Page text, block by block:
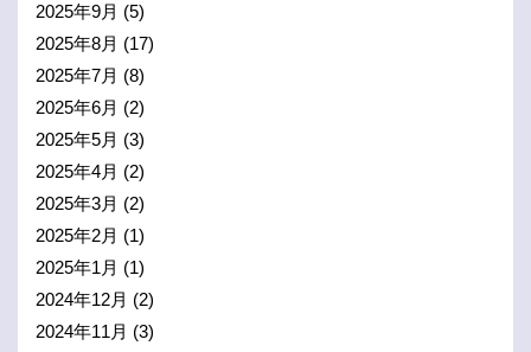
2025年9月 (5)
2025年8月 (17)
2025年7月 (8)
2025年6月 (2)
2025年5月 (3)
2025年4月 (2)
2025年3月 (2)
2025年2月 (1)
2025年1月 (1)
2024年12月 (2)
2024年11月 (3)